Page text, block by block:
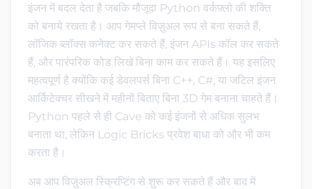
इंजन में बदल देता है जबकि मौजूदा Python वर्कफ़्लो की शक्ति
को बनाये रखता है। आप गेमप्ले विज़ुअल रूप से बना सकते हैं,
लॉजिक ब्लॉक्स कनेक्ट कर सकते हैं, इंजन APIs कॉल कर सकते
हैं, और पारंपरिक कोड लिखे बिना काम कर सकते हैं। यह इसलिए
महत्वपूर्ण है क्योंकि कई डेवलपर्स बिना C++, C#, या जटिल इंजन
आर्किटेक्चर सीखने में महीनों बिताए बिना 3D गेम बनाना चाहते हैं।
Python पहले से ही Cave को कई इंजनों से अधिक सुलभ
बनाता था, लेकिन Logic Bricks प्रवेश बाधा को और भी कम
करता है।
अब आप विज़ुअल स्क्रिप्टिंग से शुरू कर सकते हैं और बाद में